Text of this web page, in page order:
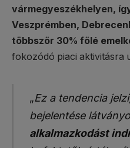
vármegyeszékhelyen,
Veszprémben,
többször 30% fölé
fokozódó piaci aktivitásra
„Ez a tendencia
bejelentése
alkalmazkodást